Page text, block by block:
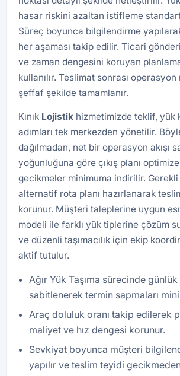
hasar riskini azaltan istifleme
Süreç boyunca bilgilendirme
her aşaması takip edilir. Ticari
ve zaman dengesini koruyan
kullanılır. Teslimat sonrası
şeffaf şekilde tamamlanır.
Kınık Lojistik hizmetimizde teklif, yük
adımları tek merkezden yönetilir.
dağılmadan, net bir operasyon akışı
yoğunluğuna göre çıkış planı
gecikmeler minimuma indirilir.
alternatif rota planı hazırlanarak
korunur. Müşteri taleplerine uygun
modeli ile farklı yük tiplerine çözüm
ve düzenli taşımacılık için ekip
aktif tutulur.
Ağır Yük Taşıma sürecinde günlük
sabitlenerek termin sapmaları
Araç doluluk oranı takip edilerek
maliyet ve hız dengesi korunur.
Sevkiyat boyunca müşteri
yapılır ve teslim teyidi